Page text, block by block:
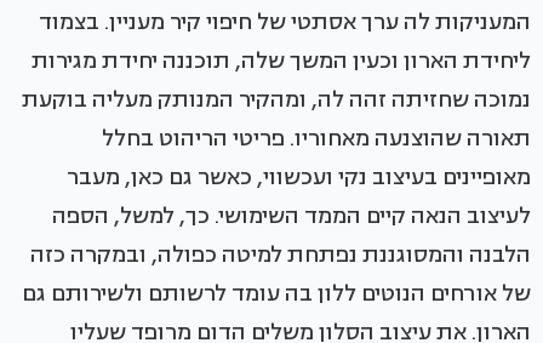
המעניקות לה ערך אסתטי של חיפוי קיר מעניין. בצמוד
ליחידת הארון וכעין המשך שלה, תוכננה יחידת מגירות
נמוכה שחזיתה זהה לה, ומהקיר המנותק מעליה בוקעת
תאורה שהוצנעה מאחוריו. פריטי הריהוט בחלל
מאופיינים בעיצוב נקי ועכשווי, כאשר גם כאן, מעבר
לעיצוב הנאה קיים הממד השימושי. כך, למשל, הספה
הלבנה והמסוגננת נפתחת למיטה כפולה, ובמקרה כזה
של אורחים הנוטים ללון בה עומד לרשותם ולשירותם גם
הארון. את עיצוב הסלון משלים הדום מרופד שעליו